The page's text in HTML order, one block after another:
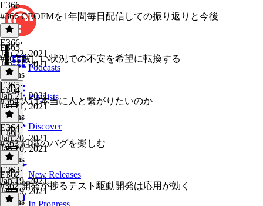
Podcasts
Playlists
Discover
New Releases
In Progress
E366
#366 CEOFMを1年間毎日配信しての振り返りと今後
E366·
Jan 22, 2021
Jan 22, 2021
9 mins
E365
#365 厳しい状況での不安を希望に転換する
E365·
Jan 21, 2021
Jan 21, 2021
6 mins
E364
#364 人は本当に人と繋がりたいのか
E364·
Jan 20, 2021
Jan 20, 2021
8 mins
E363
#363 組織のバグを楽しむ
E363·
Jan 19, 2021
Jan 19, 2021
6 mins
E362
#362 開発が捗るテスト駆動開発は応用が効く